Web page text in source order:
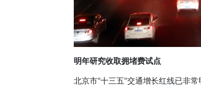
明年研究收取拥堵费试点
北京市“十三五”交通增长红线已非